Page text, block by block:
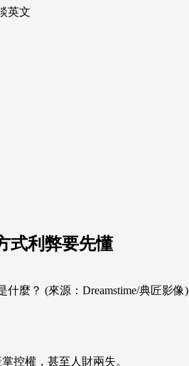
英文
式利弊要先懂
麼？ (來源：Dreamstime/典匠影像)
控權，甚至人財兩失。